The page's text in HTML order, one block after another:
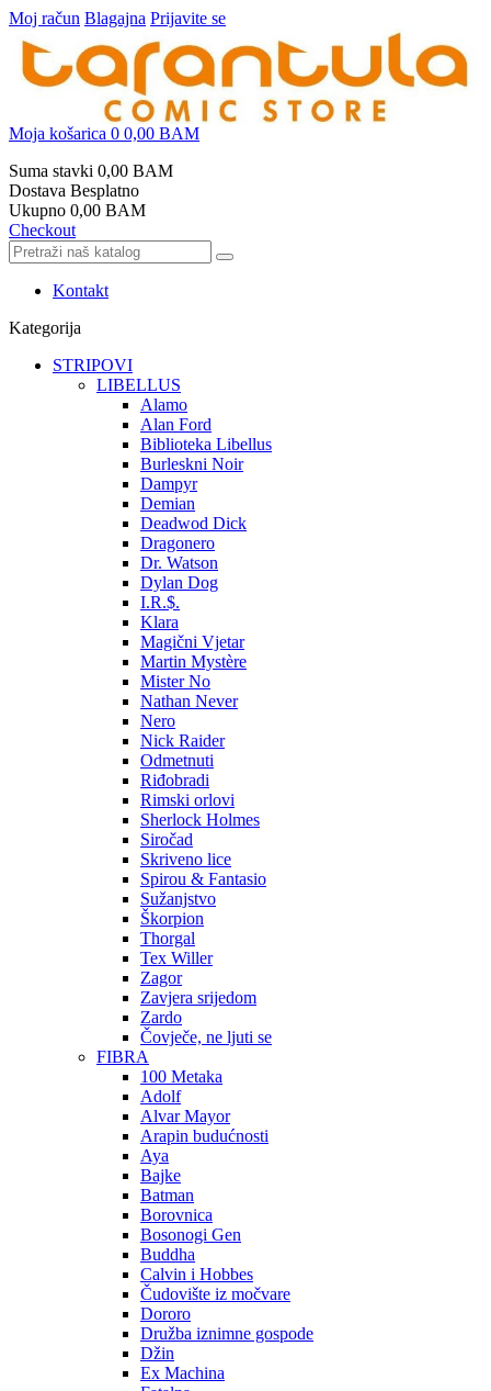
Moj račun Blagajna Prijavite se
Moja košarica 0 0,00 BAM
Suma stavki 0,00 BAM
Dostava Besplatno
Ukupno 0,00 BAM
Checkout
Kontakt
Kategorija
STRIPOVI
LIBELLUS
Alamo
Alan Ford
Biblioteka Libellus
Burleskni Noir
Dampyr
Demian
Deadwod Dick
Dragonero
Dr. Watson
Dylan Dog
I.R.$.
Klara
Magični Vjetar
Martin Mystère
Mister No
Nathan Never
Nero
Nick Raider
Odmetnuti
Riđobradi
Rimski orlovi
Sherlock Holmes
Siročad
Skriveno lice
Spirou & Fantasio
Sužanjstvo
Škorpion
Thorgal
Tex Willer
Zagor
Zavjera srijedom
Zardo
Čovječe, ne ljuti se
FIBRA
100 Metaka
Adolf
Alvar Mayor
Arapin budućnosti
Aya
Bajke
Batman
Borovnica
Bosonogi Gen
Buddha
Calvin i Hobbes
Čudovište iz močvare
Dororo
Družba iznimne gospode
Džin
Ex Machina